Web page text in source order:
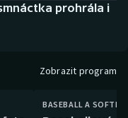
prohrála i
Zobrazit program
BASEBALL A